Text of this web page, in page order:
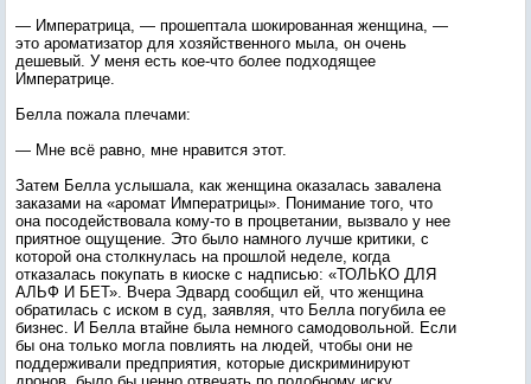
— Императрица, — прошептала шокированная женщина, —
это ароматизатор для хозяйственного мыла, он очень
дешевый. У меня есть кое-что более подходящее
Императрице.
Белла пожала плечами:
— Мне всё равно, мне нравится этот.
Затем Белла услышала, как женщина оказалась завалена
заказами на «аромат Императрицы». Понимание того, что
она посодействовала кому-то в процветании, вызвало у нее
приятное ощущение. Это было намного лучше критики, с
которой она столкнулась на прошлой неделе, когда
отказалась покупать в киоске с надписью: «ТОЛЬКО ДЛЯ
АЛЬФ И БЕТ». Вчера Эдвард сообщил ей, что женщина
обратилась с иском в суд, заявляя, что Белла погубила ее
бизнес. И Белла втайне была немного самодовольной. Если
бы она только могла повлиять на людей, чтобы они не
поддерживали предприятия, которые дискриминируют